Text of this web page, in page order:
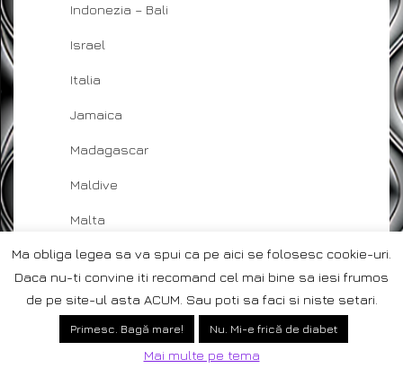
Indonezia – Bali
Israel
Italia
Jamaica
Madagascar
Maldive
Malta
Mauritius
Romania
Ma obliga legea sa va spui ca pe aici se folosesc cookie-uri.
Daca nu-ti convine iti recomand cel mai bine sa iesi frumos
de pe site-ul asta ACUM. Sau poti sa faci si niste setari.
Primesc. Bagă mare! Nu. Mi-e frică de diabet
Mai multe pe tema